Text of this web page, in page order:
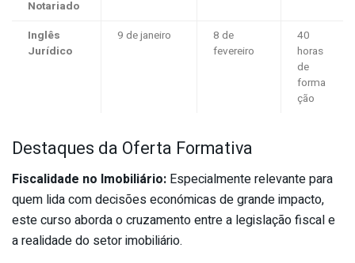
Notariado
Inglês
Jurídico
9 de janeiro
8 de
fevereiro
40
horas
de
forma
ção
Destaques da Oferta Formativa
Fiscalidade no Imobiliário: Especialmente relevante para
quem lida com decisões económicas de grande impacto,
este curso aborda o cruzamento entre a legislação fiscal e
a realidade do setor imobiliário.